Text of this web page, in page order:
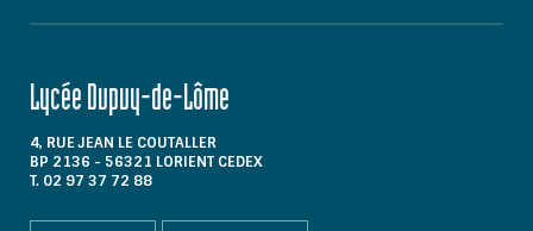
Lycée Dupuy-de-Lôme
4, RUE JEAN LE COUTALLER
BP 2136 - 56321 LORIENT CEDEX
T. 02 97 37 72 88